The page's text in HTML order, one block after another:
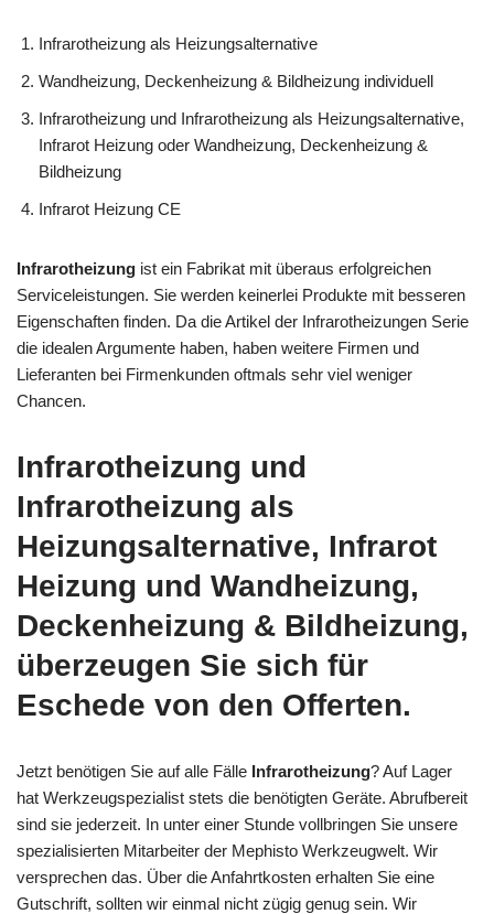
Infrarotheizung als Heizungsalternative
Wandheizung, Deckenheizung & Bildheizung individuell
Infrarotheizung und Infrarotheizung als Heizungsalternative,
Infrarot Heizung oder Wandheizung, Deckenheizung &
Bildheizung
Infrarot Heizung CE
Infrarotheizung ist ein Fabrikat mit überaus erfolgreichen
Serviceleistungen. Sie werden keinerlei Produkte mit besseren
Eigenschaften finden. Da die Artikel der Infrarotheizungen Serie
die idealen Argumente haben, haben weitere Firmen und
Lieferanten bei Firmenkunden oftmals sehr viel weniger
Chancen.
Infrarotheizung und
Infrarotheizung als
Heizungsalternative, Infrarot
Heizung und Wandheizung,
Deckenheizung & Bildheizung,
überzeugen Sie sich für
Eschede von den Offerten.
Jetzt benötigen Sie auf alle Fälle Infrarotheizung? Auf Lager
hat Werkzeugspezialist stets die benötigten Geräte. Abrufbereit
sind sie jederzeit. In unter einer Stunde vollbringen Sie unsere
spezialisierten Mitarbeiter der Mephisto Werkzeugwelt. Wir
versprechen das. Über die Anfahrtkosten erhalten Sie eine
Gutschrift, sollten wir einmal nicht zügig genug sein. Wir